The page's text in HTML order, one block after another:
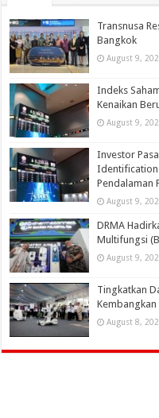
Transnusa
Bangkok
August 9,
Indeks
Kenaikan
August 9,
Investor
Identification
Pendalaman
August 9,
DRMA
Multifungsi
August 9,
Tingkatkan
August 8,